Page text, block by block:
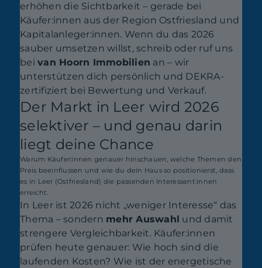
erhöhen die Sichtbarkeit – gerade bei
Käufer:innen aus der Region Ostfriesland und
Kapitalanleger:innen. Wenn du das 2026
sauber umsetzen willst, schreib oder ruf uns
beivan Hoorn Immobilien an – wir
unterstützen dich persönlich und DEKRA-
zertifiziert bei Bewertung und Verkauf.
Der Markt in Leer wird 2026
selektiver – und genau darin
liegt deine Chance
Warum Käufer:innen genauer hinschauen, welche Themen den
Preis beeinflussen und wie du dein Haus so positionierst, dass
es in Leer (Ostfriesland) die passenden Interessent:innen
erreicht.
In Leer ist 2026 nicht „weniger Interesse“ das
Thema – sondern mehr Auswahl und damit
strengere Vergleichbarkeit. Käufer:innen
prüfen heute genauer: Wie hoch sind die
laufenden Kosten? Wie ist der energetische